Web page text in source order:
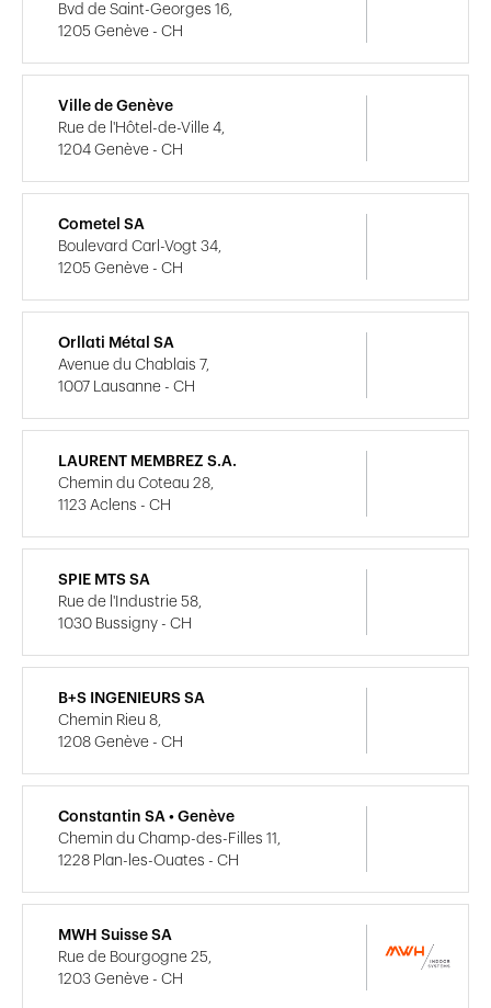
Bvd de Saint-Georges 16,
1205 Genève - CH
Ville de Genève
Rue de l'Hôtel-de-Ville 4,
1204 Genève - CH
Cometel SA
Boulevard Carl-Vogt 34,
1205 Genève - CH
Orllati Métal SA
Avenue du Chablais 7,
1007 Lausanne - CH
LAURENT MEMBREZ S.A.
Chemin du Coteau 28,
1123 Aclens - CH
SPIE MTS SA
Rue de l'Industrie 58,
1030 Bussigny - CH
B+S INGENIEURS SA
Chemin Rieu 8,
1208 Genève - CH
Constantin SA • Genève
Chemin du Champ-des-Filles 11,
1228 Plan-les-Ouates - CH
MWH Suisse SA
Rue de Bourgogne 25,
1203 Genève - CH